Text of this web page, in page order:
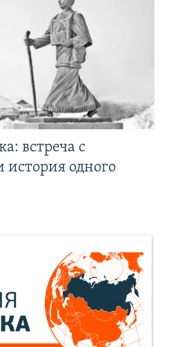
встреча с
одного